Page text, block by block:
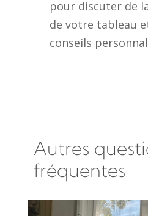
pour discuter de
de votre tableau
conseils
Autres
fréquentes